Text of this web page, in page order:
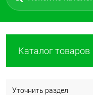
Каталог товаров
Уточнить раздел